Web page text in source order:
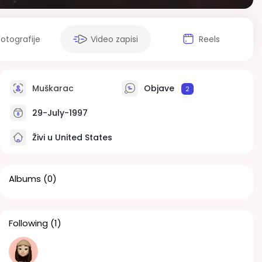
Video zapisi Reels
Muškarac Objave 2
29-July-1997
Živi u United States
Albums (0)
Following (1)